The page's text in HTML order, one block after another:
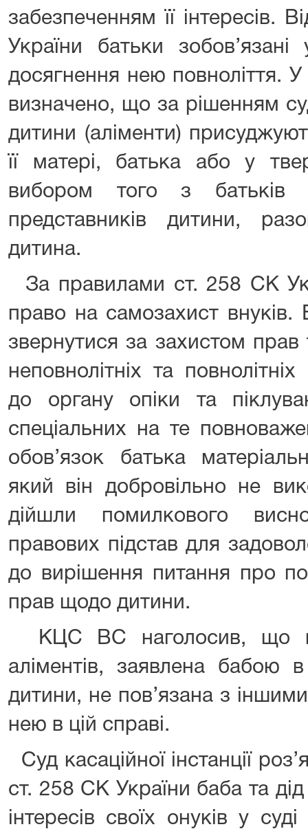
забезпеченням її інтересів.
України батьки
досягнення нею повноліття.
визначено, що за рішенням
дитини (аліменти)
її матері, батька або у
вибором того з батьків
представників дитини,
дитина.
За правилами ст. 258 СК
право на самозахист внуків.
звернутися за захистом прав
неповнолітніх та
до органу опіки та
спеціальних на те
обов’язок батька
який він добровільно не
дійшли помилкового
правових підстав для
до вирішення питання про
прав щодо дитини.
КЦС ВС наголосив, що
аліментів, заявлена бабою в
дитини, не пов’язана з
нею в цій справі.
Суд касаційної інстанції
ст. 258 СК України баба та
інтересів своїх онуків у